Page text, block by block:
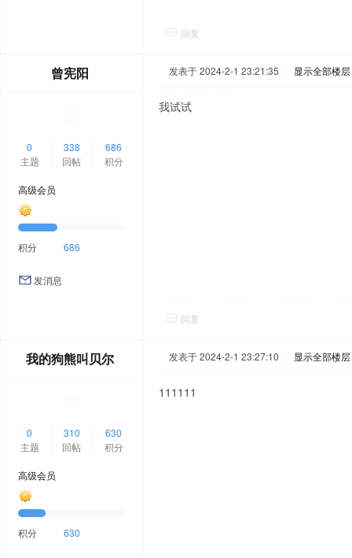
回复
曾宪阳
0
主题
338
回帖
686
积分
高级会员
积分 686
发消息
发表于 2024-2-1 23:21:35 显示全部楼层
我试试
回复
我的狗熊叫贝尔
0
主题
310
回帖
630
积分
高级会员
积分 630
发表于 2024-2-1 23:27:10 显示全部楼层
111111